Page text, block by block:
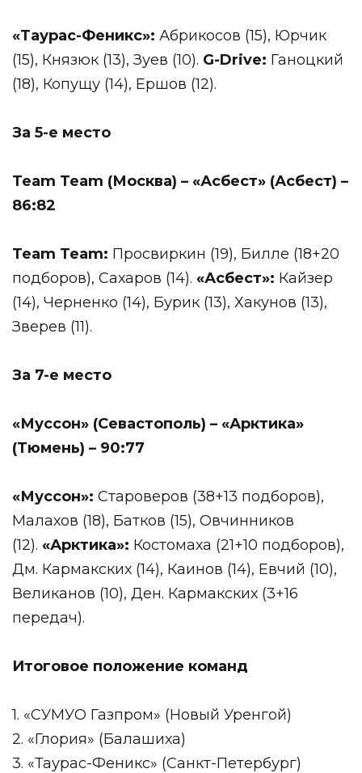
«Таурас-Феникс»: Абрикосов (15), Юрчик
(15), Князюк (13), Зуев (10). G-Drive: Ганоцкий
(18), Копущу (14), Ершов (12).
За 5-е место
Team Team (Москва) – «Асбест» (Асбест) –
86:82
Team Team: Просвиркин (19), Билле (18+20
подборов), Сахаров (14). «Асбест»: Кайзер
(14), Черненко (14), Бурик (13), Хакунов (13),
Зверев (11).
За 7-е место
«Муссон» (Севастополь) – «Арктика»
(Тюмень) – 90:77
«Муссон»: Староверов (38+13 подборов),
Малахов (18), Батков (15), Овчинников
(12). «Арктика»: Костомаха (21+10 подборов),
Дм. Кармакских (14), Каинов (14), Евчий (10),
Великанов (10), Ден. Кармакских (3+16
передач).
Итоговое положение команд
1. «СУМУО Газпром» (Новый Уренгой)
2. «Глория» (Балашиха)
3. «Таурас-Феникс» (Санкт-Петербург)